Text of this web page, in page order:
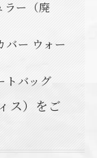
ラー（廃
バー ウォー
トバッグ
ス）をご